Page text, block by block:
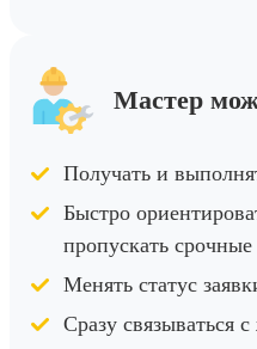
Мастер
Получать и
Быстро
пропускать срочные
Менять статус
Сразу связываться